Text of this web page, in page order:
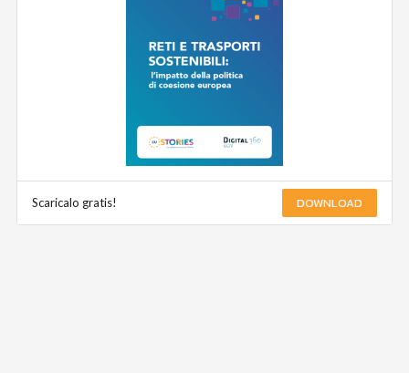
Scaricalo gratis! DOWNLOAD